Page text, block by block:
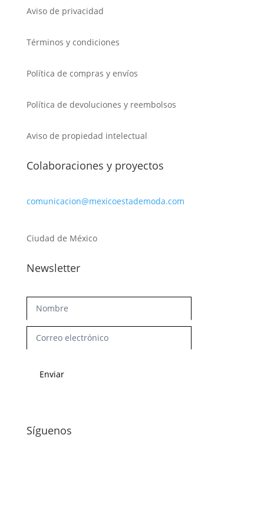
Aviso de privacidad
Términos y condiciones
Política de compras y envíos
Política de devoluciones y reembolsos
Aviso de propiedad intelectual
Colaboraciones y proyectos
comunicacion@mexicoestademoda.com
Ciudad de México
Newsletter
Newsletter
Enviar
Síguenos